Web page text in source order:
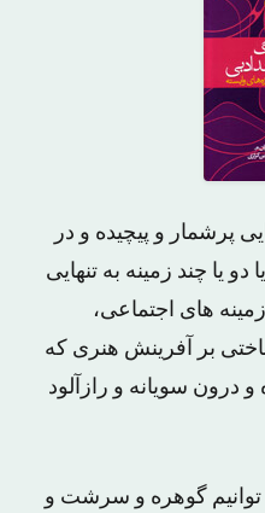
پرشمار و پیچیده و در
دو یا چند زمینه به تنهایی
های اجتماعی،
بر آفرینش هنری که
درون سویانه و رازآلود
گوهره و سرشت و